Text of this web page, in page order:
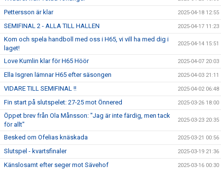
Pettersson är klar 2025-04-18 12:55
SEMIFINAL 2 - ALLA TILL HALLEN 2025-04-17 11:23
Kom och spela handboll med oss i H65, vi vill ha med dig i
laget!
2025-04-14 15:51
Love Kumlin klar för H65 Höör 2025-04-07 20:03
Ella Isgren lämnar H65 efter säsongen 2025-04-03 21:11
VIDARE TILL SEMIFINAL !! 2025-04-02 06:48
Fin start på slutspelet: 27-25 mot Önnered 2025-03-26 18:00
Öppet brev från Ola Månsson: "Jag är inte färdig, men tack
för allt"
2025-03-23 20:35
Besked om Ofelias knäskada 2025-03-21 00:56
Slutspel - kvartsfinaler 2025-03-19 21:36
Känslosamt efter seger mot Sävehof 2025-03-16 00:30